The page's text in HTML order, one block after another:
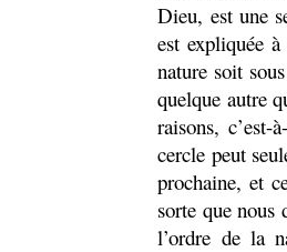
Dieu, est une
est expliquée
nature soit
quelque autre
raisons, c’est-
cercle peut
prochaine, et
sorte que nous
l’ordre de la